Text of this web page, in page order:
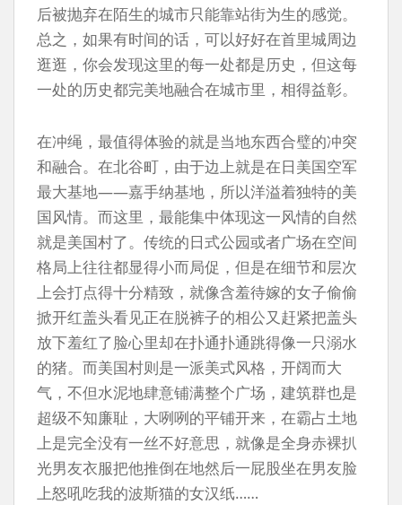
后被抛弃在陌生的城市只能靠站街为生的感觉。
总之，如果有时间的话，可以好好在首里城周边
逛逛，你会发现这里的每一处都是历史，但这每
一处的历史都完美地融合在城市里，相得益彰。
在冲绳，最值得体验的就是当地东西合璧的冲突
和融合。在北谷町，由于边上就是在日美国空军
最大基地——嘉手纳基地，所以洋溢着独特的美
国风情。而这里，最能集中体现这一风情的自然
就是美国村了。传统的日式公园或者广场在空间
格局上往往都显得小而局促，但是在细节和层次
上会打点得十分精致，就像含羞待嫁的女子偷偷
掀开红盖头看见正在脱裤子的相公又赶紧把盖头
放下羞红了脸心里却在扑通扑通跳得像一只溺水
的猪。而美国村则是一派美式风格，开阔而大
气，不但水泥地肆意铺满整个广场，建筑群也是
超级不知廉耻，大咧咧的平铺开来，在霸占土地
上是完全没有一丝不好意思，就像是全身赤裸扒
光男友衣服把他推倒在地然后一屁股坐在男友脸
上怒吼吃我的波斯猫的女汉纸……